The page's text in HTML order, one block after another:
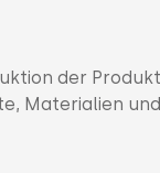
der
Materialien und